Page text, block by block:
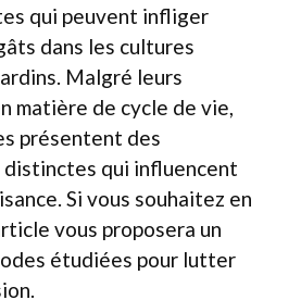
qui peuvent infliger
dans les cultures
Malgré leurs
matière de cycle de vie,
présentent des
qui influencent
Si vous souhaitez en
vous proposera un
étudiées pour lutter